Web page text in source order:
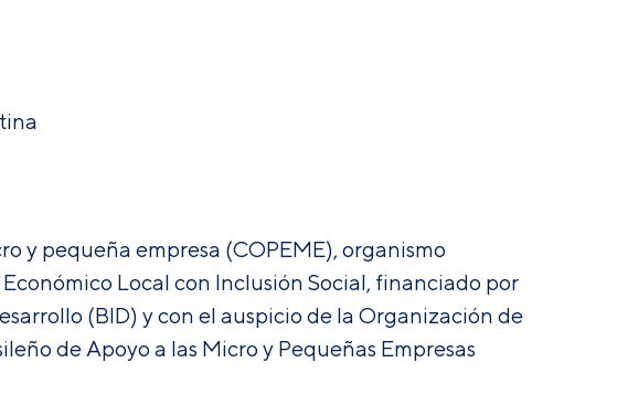
y pequeña empresa (COPEME), organismo
Local con Inclusión Social, financiado por
(BID) y con el auspicio de la Organización de
de Apoyo a las Micro y Pequeñas Empresas